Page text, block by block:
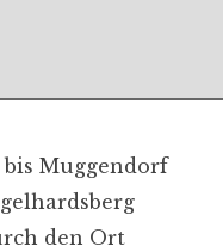
bis Muggendorf
den Ort